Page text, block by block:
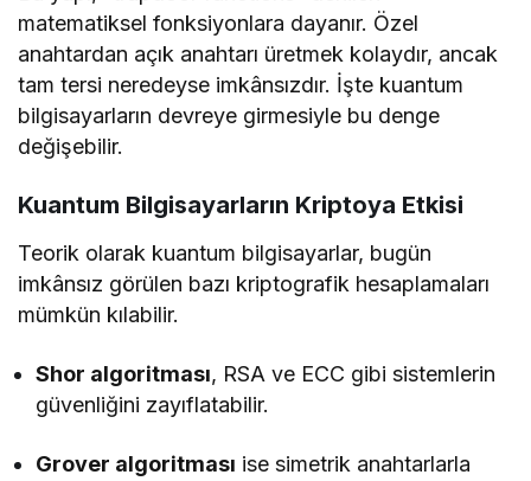
matematiksel fonksiyonlara dayanır. Özel
anahtardan açık anahtarı üretmek kolaydır, ancak
tam tersi neredeyse imkânsızdır. İşte kuantum
bilgisayarların devreye girmesiyle bu denge
değişebilir.
Kuantum Bilgisayarların Kriptoya Etkisi
Teorik olarak kuantum bilgisayarlar, bugün
imkânsız görülen bazı kriptografik hesaplamaları
mümkün kılabilir.
Shor algoritması, RSA ve ECC gibi sistemlerin
güvenliğini zayıflatabilir.
Grover algoritması ise simetrik anahtarlarla